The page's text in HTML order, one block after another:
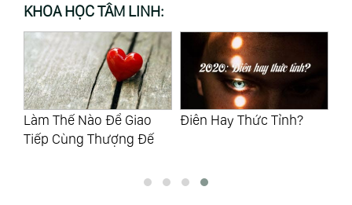
KHOA HỌC TÂM LINH:
Làm Thế Nào Để Giao
Tiếp Cùng Thượng Đế
Điên Hay Thức Tỉnh?